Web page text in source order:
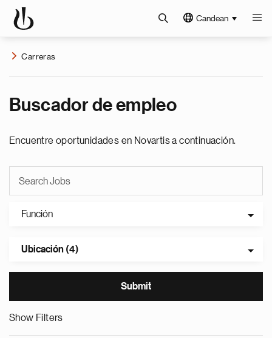
Candean
Carreras
Buscador de empleo
Encuentre oportunidades en Novartis a continuación.
Función
Ubicación (4)
Show Filters